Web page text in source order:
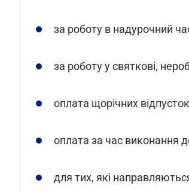
за роботу в надурочний
за роботу у святкові,
оплата щорічних
оплата за час виконання
для тих, які